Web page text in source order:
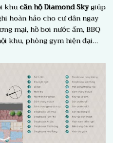
khucăn hộ Diamond Skygiúp
hoàn hảo cho cư dân ngay
mại, hồ bơi nước ấm, BBQ
khu, phòng gym hiện đại…